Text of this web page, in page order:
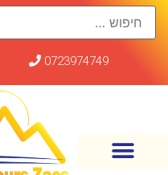
0723974749